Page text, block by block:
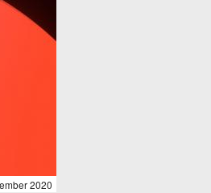
2020